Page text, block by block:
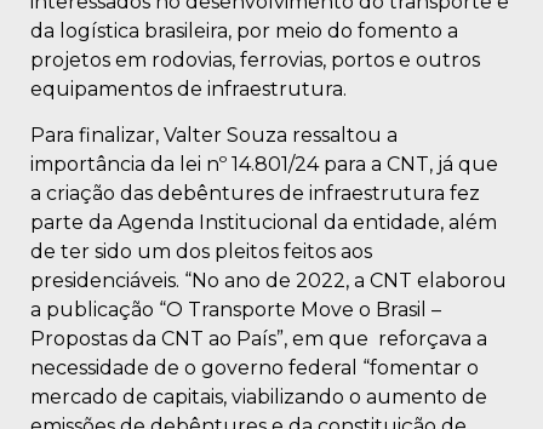
da logística brasileira, por meio do fomento a
projetos em rodovias, ferrovias, portos e outros
equipamentos de infraestrutura.
Para finalizar, Valter Souza ressaltou a
importância da lei nº 14.801/24 para a CNT, já que
a criação das debêntures de infraestrutura fez
parte da Agenda Institucional da entidade, além
de ter sido um dos pleitos feitos aos
presidenciáveis. “No ano de 2022, a CNT elaborou
a publicação “O Transporte Move o Brasil –
Propostas da CNT ao País”, em que reforçava a
necessidade de o governo federal “fomentar o
mercado de capitais, viabilizando o aumento de